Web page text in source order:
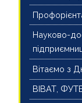
Науково-
Вітаємо з
ВІВАТ,